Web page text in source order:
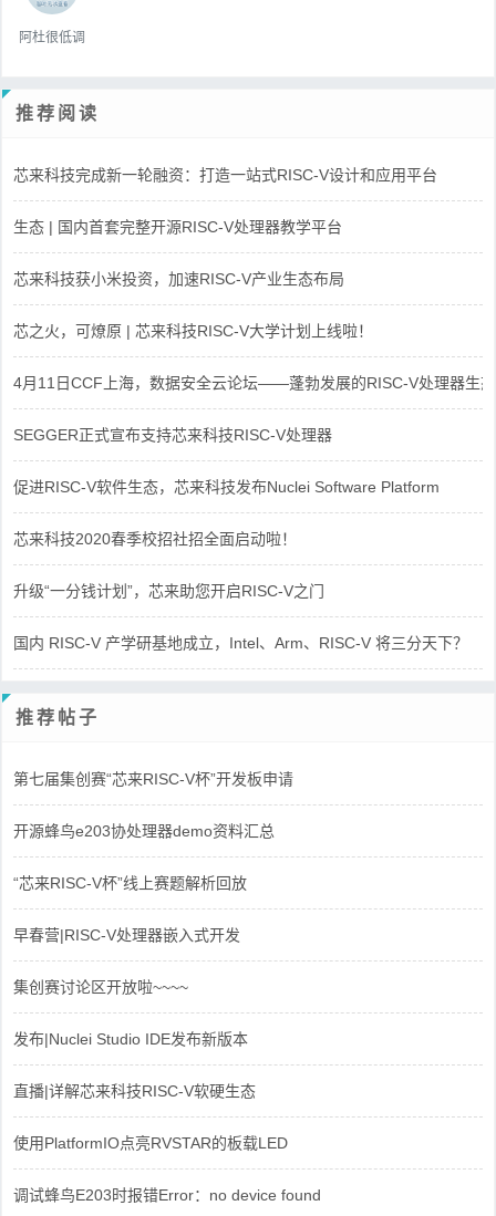
阿杜很低调
推荐阅读
芯来科技完成新一轮融资：打造一站式RISC-V设计和应用平台
生态 | 国内首套完整开源RISC-V处理器教学平台
芯来科技获小米投资，加速RISC-V产业生态布局
芯之火，可燎原 | 芯来科技RISC-V大学计划上线啦！
4月11日CCF上海，数据安全云论坛——蓬勃发展的RISC-V处理器生态
SEGGER正式宣布支持芯来科技RISC-V处理器
促进RISC-V软件生态，芯来科技发布Nuclei Software Platform
芯来科技2020春季校招社招全面启动啦！
升级“一分钱计划”，芯来助您开启RISC-V之门
国内 RISC-V 产学研基地成立，Intel、Arm、RISC-V 将三分天下？
推荐帖子
第七届集创赛“芯来RISC-V杯”开发板申请
开源蜂鸟e203协处理器demo资料汇总
“芯来RISC-V杯”线上赛题解析回放
早春营|RISC-V处理器嵌入式开发
集创赛讨论区开放啦~~~~
发布|Nuclei Studio IDE发布新版本
直播|详解芯来科技RISC-V软硬生态
使用PlatformIO点亮RVSTAR的板载LED
调试蜂鸟E203时报错Error：no device found